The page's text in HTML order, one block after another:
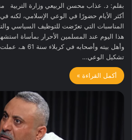
بقلم: د. عذاب محسن الربيعي وزارة التربية
أكثر الأيام حضورًا في الوعي الإسلامي، لكنه
المناسبات التي تعرّضت للتوظيف السياسي
هذا اليوم عند المسلمين الأحرار بمأساة
وأهل بيته
تشكيل الوعي…
أكمل القراءة »